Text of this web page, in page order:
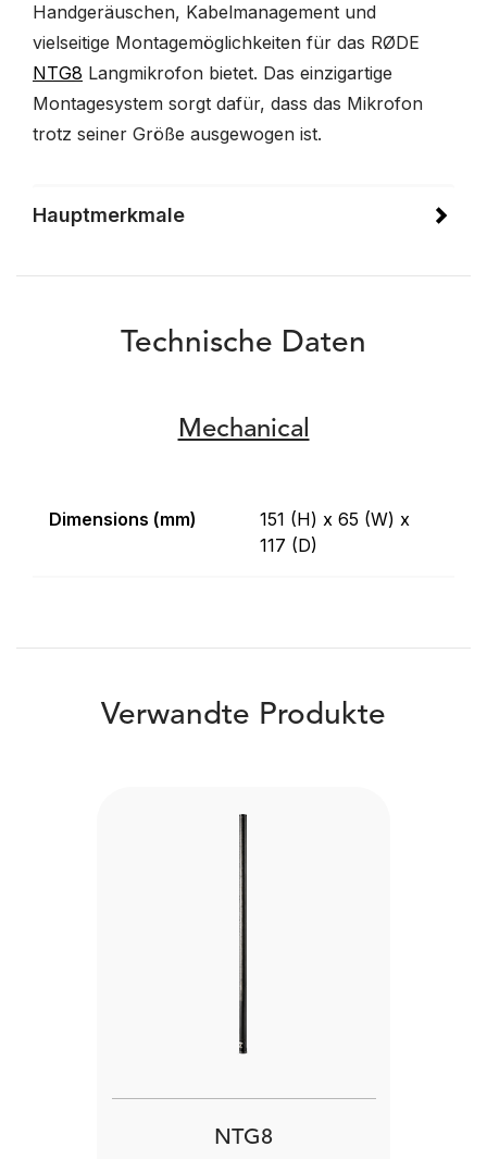
Handgeräuschen, Kabelmanagement und
vielseitige Montagemöglichkeiten für das RØDE
NTG8 Langmikrofon bietet. Das einzigartige
Montagesystem sorgt dafür, dass das Mikrofon
trotz seiner Größe ausgewogen ist.
Hauptmerkmale
Technische Daten
Mechanical
Dimensions (mm)
151 (H) x 65 (W) x
117 (D)
Verwandte Produkte
NTG8